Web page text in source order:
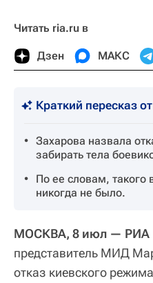
Читать ria.ru в
Дзен МАКС
Краткий пересказ
Захарова назвала
забирать тела
По ее словам, такого
никогда не было.
МОСКВА, 8 июл — РИА
представитель МИД
отказ киевского